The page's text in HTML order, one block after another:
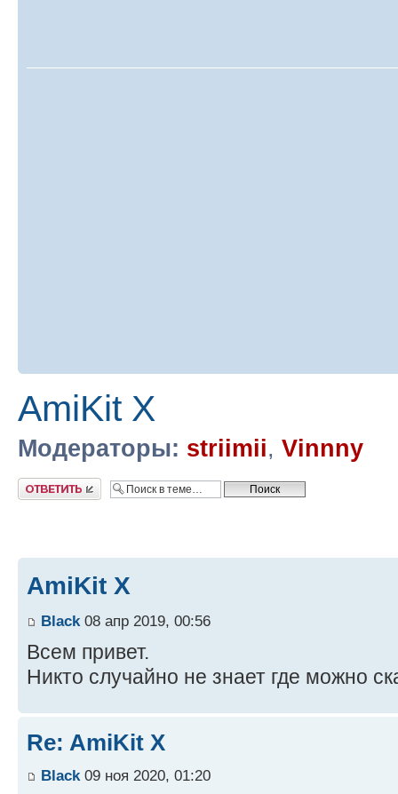
AmiKit X
Модераторы: striimii, Vinnny
Ответить
AmiKit X
Black 08 апр 2019, 00:56
Всем привет.
Никто случайно не знает где можно
Re: AmiKit X
Black09 ноя 2020, 01:20